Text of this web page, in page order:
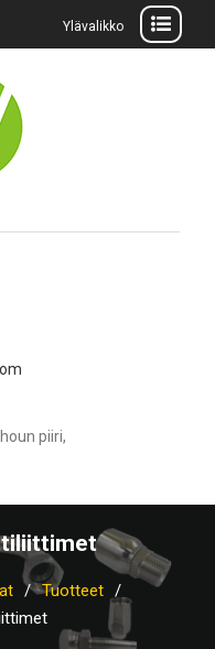
Ylävalikko
piiri,
Tuotteet